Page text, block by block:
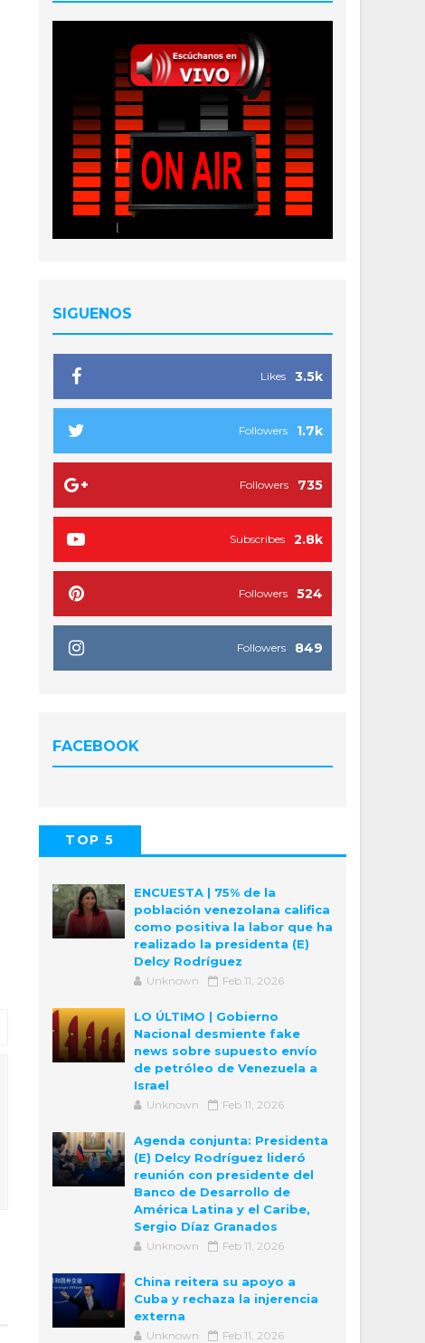
SIGUENOS
3.5k
Likes
1.7k
Followers
735
Followers
2.8k
Subscribes
524
Followers
849
Followers
FACEBOOK
TOP 5
ENCUESTA | 75% de la
población venezolana califica
como positiva la labor que ha
realizado la presidenta (E)
Delcy Rodríguez
Unknown Feb 11, 2026
LO ÚLTIMO | Gobierno
Nacional desmiente fake
news sobre supuesto envío
de petróleo de Venezuela a
Israel
Unknown Feb 11, 2026
Agenda conjunta: Presidenta
(E) Delcy Rodríguez lideró
reunión con presidente del
Banco de Desarrollo de
América Latina y el Caribe,
Sergio Díaz Granados
Unknown Feb 11, 2026
China reitera su apoyo a
Cuba y rechaza la injerencia
externa
Unknown Feb 11, 2026